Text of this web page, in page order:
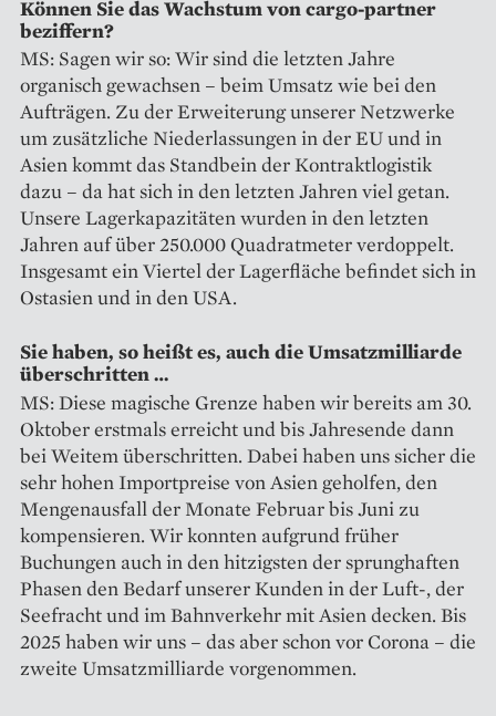
Können Sie das Wachstum von cargo-partner
beziffern?
MS: Sagen wir so: Wir sind die ­letzten Jahre
organisch gewachsen – beim Umsatz wie bei den
Aufträgen. Zu der Erweiterung unserer Netzwerke
um zusätzliche Niederlassungen in der EU und in
Asien kommt das Standbein der Kontraktlogistik
dazu – da hat sich in den letzten Jahren viel getan.
Unsere Lagerkapazitäten wurden in den letzten
Jahren auf über 250.000 Quadratmeter verdoppelt.
Insgesamt ein Viertel der Lagerfläche befindet sich in
Ostasien und in den USA.
Sie haben, so heißt es, auch die Umsatzmilliarde
überschritten …
MS: Diese magische Grenze haben wir bereits am 30.
Oktober erstmals erreicht und bis Jahresende dann
bei Weitem überschritten. Dabei haben uns sicher die
sehr hohen Import­preise von Asien geholfen, den
Mengenausfall der Monate Februar bis Juni zu
kompensieren. Wir konnten aufgrund früher
Buchungen auch in den hitzigsten der sprunghaf­ten
Phasen den Bedarf unserer ­Kun­den in der Luft-, der
Seefracht und im Bahnverkehr mit Asien decken. Bis
2025 haben wir uns – das aber schon vor Corona – die
zweite ­Umsatzmilliarde vorgenommen.